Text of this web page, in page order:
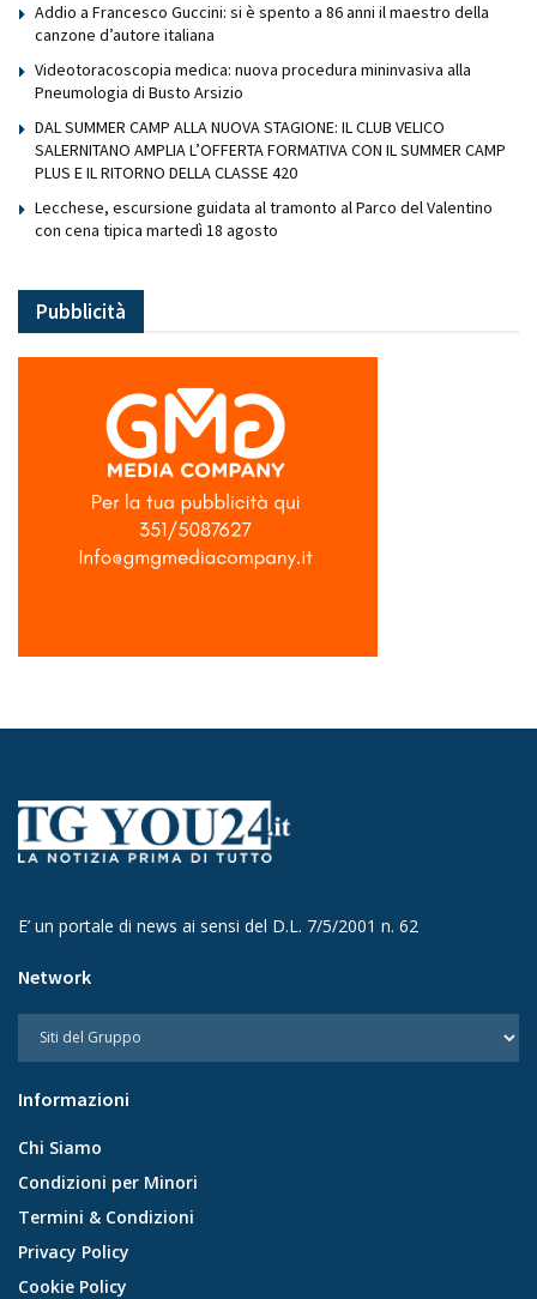
Addio a Francesco Guccini: si è spento a 86 anni il maestro della
canzone d’autore italiana
Videotoracoscopia medica: nuova procedura mininvasiva alla
Pneumologia di Busto Arsizio
DAL SUMMER CAMP ALLA NUOVA STAGIONE: IL CLUB VELICO
SALERNITANO AMPLIA L’OFFERTA FORMATIVA CON IL SUMMER CAMP
PLUS E IL RITORNO DELLA CLASSE 420
Lecchese, escursione guidata al tramonto al Parco del Valentino
con cena tipica martedì 18 agosto
Pubblicità
E’ un portale di news ai sensi del D.L. 7/5/2001 n. 62
Network
Informazioni
Chi Siamo
Condizioni per Minori
Termini & Condizioni
Privacy Policy
Cookie Policy